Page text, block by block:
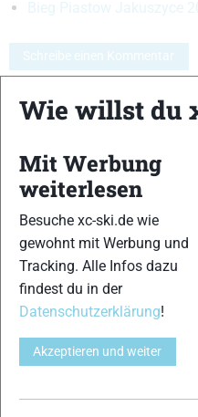
Bieg Piastow Jakuszyce
Schreibe einen Kommentar
xc-ski.de ist DAS
Kombination, einer
und allem was du sonst
wissen solltest.
ObSkilanglauf-Anfänger
immer ein offenes Ohr für
dasKontaktformular
Partner
Wie willst du
Mit Werbung
weiterlesen
Besuche xc-ski.de wie
gewohnt mit Werbung und
Tracking. Alle Infos dazu
findest du in der
Datenschutzerklärung!
Akzeptieren und weiter